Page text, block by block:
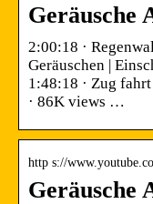
Geräusche
2:00:18 ·
Geräuschen |
1:48:18 · Zug
· 86K views …
http s://
Geräusche